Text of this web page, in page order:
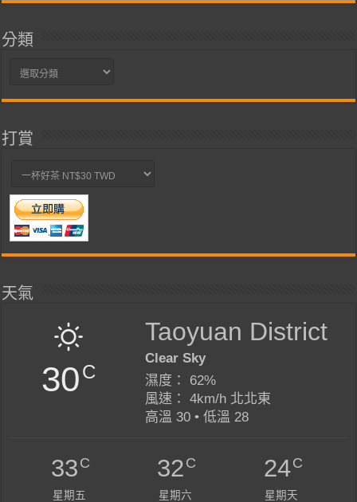
分類
分
打賞
天氣
30C
Taoyuan District
Clear Sky
濕度： 62%
風速： 4km/h 北北東
高溫 30 • 低溫 28
33C
星期五
32C
星期六
24C
星期天